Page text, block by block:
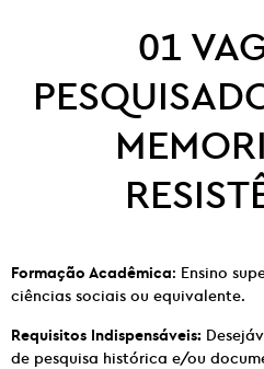
01
Formação Acadêmica: Ensino
ciências sociais ou equivalente.
Requisitos Indispensáveis:
de pesquisa histórica e/ou